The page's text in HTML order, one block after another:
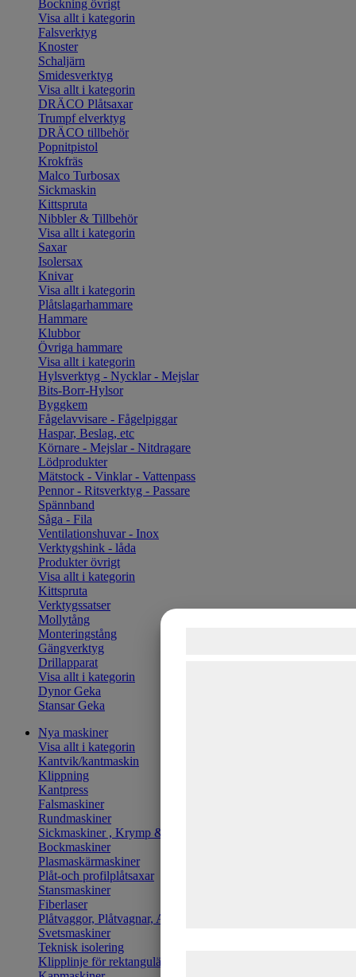
Bockning övrigt
Visa allt i kategorin
Falsverktyg
Knoster
Schaljärn
Smidesverktyg
Visa allt i kategorin
DRÄCO Plåtsaxar
Trumpf elverktyg
DRÄCO tillbehör
Popnitpistol
Krokfräs
Malco Turbosax
Sickmaskin
Kittspruta
Nibbler & Tillbehör
Visa allt i kategorin
Saxar
Isolersax
Knivar
Visa allt i kategorin
Plåtslagarhammare
Hammare
Klubbor
Övriga hammare
Visa allt i kategorin
Hylsverktyg - Nycklar - Mejslar
Bits-Borr-Hylsor
Byggkem
Fågelavvisare - Fågelpiggar
Haspar, Beslag, etc
Körnare - Mejslar - Nitdragare
Lödprodukter
Mätstock - Vinklar - Vattenpass
Pennor - Ritsverktyg - Passare
Spännband
Såga - Fila
Ventilationshuvar - Inox
Verktygshink - låda
Produkter övrigt
Visa allt i kategorin
Kittspruta
Verktygssatser
Mollytång
Monteringstång
Gängverktyg
Drillapparat
Visa allt i kategorin
Dynor Geka
Stansar Geka
Nya maskiner
Visa allt i kategorin
Kantvik/kantmaskin
Klippning
Kantpress
Falsmaskiner
Rundmaskiner
Sickmaskiner , Krymp & sträckmaskiner
Bockmaskiner
Plasmaskärmaskiner
Plåt-och profilplåtsaxar
Stansmaskiner
Fiberlaser
Plåtvaggor, Plåtvagnar, Avhasplar
Svetsmaskiner
Teknisk isolering
Klipplinje för rektangulära kanaler